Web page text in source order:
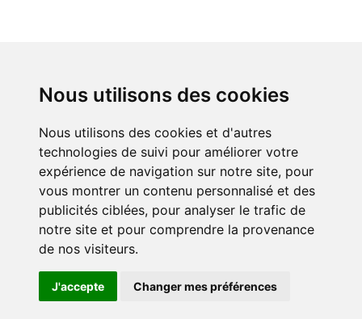
Nous utilisons des cookies
Nous utilisons des cookies et d'autres
technologies de suivi pour améliorer votre
expérience de navigation sur notre site, pour
vous montrer un contenu personnalisé et des
publicités ciblées, pour analyser le trafic de
notre site et pour comprendre la provenance
de nos visiteurs.
J'accepte Changer mes préférences